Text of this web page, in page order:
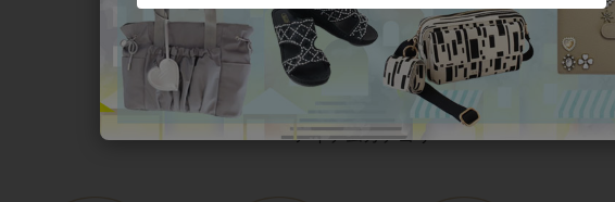
Category
アイテムカテゴリー